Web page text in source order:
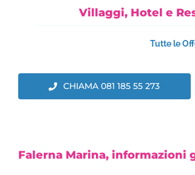
Villaggi, Hotel e
Tutte le
CHIAMA 081 185 55 273
Falerna Marina, informazioni